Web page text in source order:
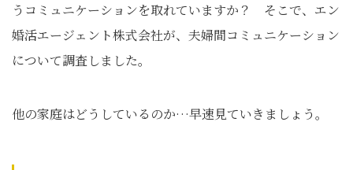
うコミュニケーションを取れていますか？ そこで、エン
婚活エージェント株式会社が、夫婦間コミュニケーション
について調査しました。
他の家庭はどうしているのか…早速見ていきましょう。